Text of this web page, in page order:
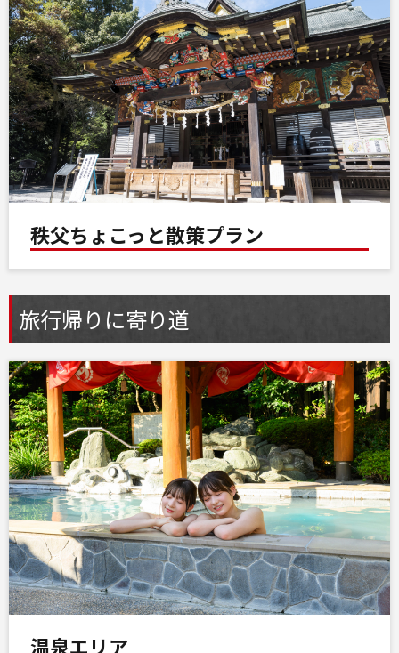
秩父ちょこっと散策プラン
旅行帰りに寄り道
温泉エリア